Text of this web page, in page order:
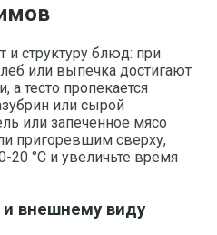
и структуру блюд: при
или выпечка достигают
а тесто пропекается
или сырой
или запеченное мясо
пригоревшим сверху,
20 °C и увеличьте время
внешнему виду